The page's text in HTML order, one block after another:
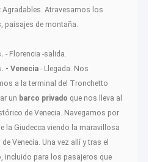
Agradables. Atravesamos los
paisajes de montaña.
- Florencia -salida.
- Venecia - Llegada. Nos
a la terminal del Tronchetto
un barco privado que nos lleva al
de Venecia. Navegamos por
la Giudecca viendo la maravillosa
Venecia. Una vez allí y tras el
incluido para los pasajeros que